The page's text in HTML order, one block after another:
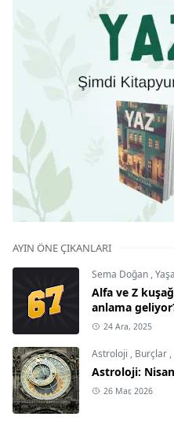
AYIN ÖNE ÇIKANLARI
Sema Doğan ,
Alfa ve Z
anlama
24 Ara, 2025
Astroloji , Burçlar ,
Astroloji:
26 Mar, 2026